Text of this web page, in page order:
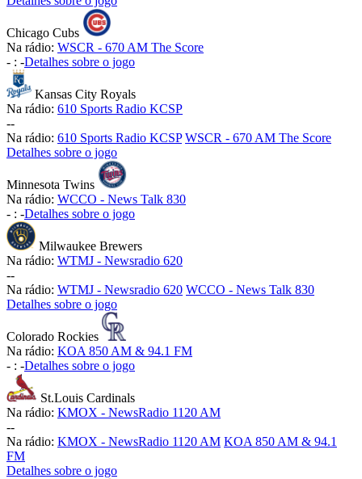
Chicago Cubs
Na rádio: WSCR - 670 AM The Score
- : -Detalhes sobre o jogo
Kansas City Royals
Na rádio: 610 Sports Radio KCSP
--
Na rádio: 610 Sports Radio KCSP WSCR - 670 AM The Score
Detalhes sobre o jogo
Minnesota Twins
Na rádio: WCCO - News Talk 830
- : -Detalhes sobre o jogo
Milwaukee Brewers
Na rádio: WTMJ - Newsradio 620
--
Na rádio: WTMJ - Newsradio 620 WCCO - News Talk 830
Detalhes sobre o jogo
Colorado Rockies
Na rádio: KOA 850 AM & 94.1 FM
- : -Detalhes sobre o jogo
St.Louis Cardinals
Na rádio: KMOX - NewsRadio 1120 AM
--
Na rádio: KMOX - NewsRadio 1120 AM KOA 850 AM & 94.1
FM
Detalhes sobre o jogo